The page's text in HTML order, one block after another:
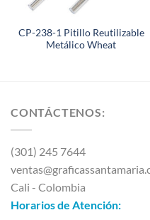
CP-238-1 Pitillo Reutilizable
Metálico Wheat
CONTÁCTENOS:
(301) 245 7644
Cali - Colombia
Horarios de Atención: